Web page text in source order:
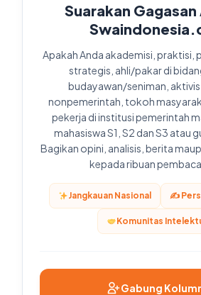
Suarakan Gagasan
Apakah Anda akademisi, praktisi,
strategis, ahli/pakar di
budayawan/seniman,
nonpemerintah, tokoh
pekerja di institusi pemerintah
mahasiswa S1, S2 dan S3 atau
Bagikan opini, analisis, berita
kepada ribuan pembaca
Jangkauan Nasional ✍️
Komunitas
Gabung